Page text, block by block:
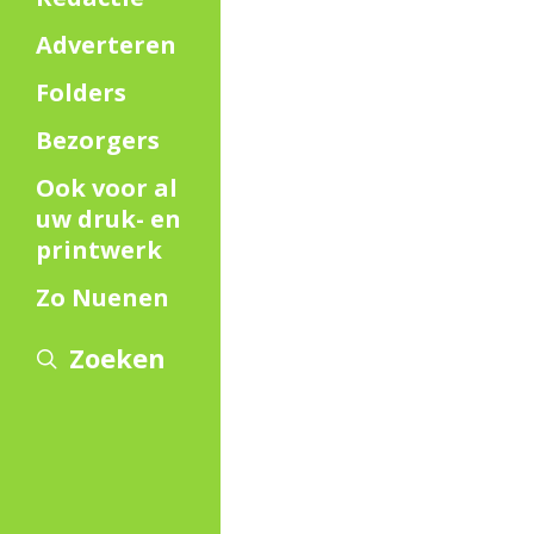
Adverteren
Folders
Bezorgers
Ook voor al
uw druk- en
printwerk
Zo Nuenen
Zoeken